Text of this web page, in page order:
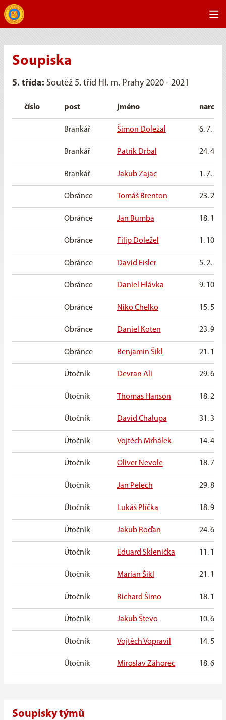
Soupiska
5. třída: Soutěž 5. tříd Hl. m. Prahy 2020 - 2021
číslo post jméno
Brankář Šimon Doležal 6. 7.
Brankář Patrik Drbal 24. 4.
Brankář Jakub Zajac 1. 7.
Obránce Tomáš Brenton 23. 2.
Obránce Jan Bumba 18. 10.
Obránce Filip Doležel 1. 10.
Obránce David Eisler 5. 2.
Obránce Daniel Hlávka 9. 10.
Obránce Niko Chelko 15. 5.
Obránce Daniel Koten 23. 9.
Obránce Benjamin Šikl 21. 1.
Útočník Devran Ali 29. 6.
Útočník Thomas Hanson 18. 2.
Útočník David Chalupa 31. 3.
Útočník Vojtěch Mrhálek 14. 4.
Útočník Oliver Nevole 18. 7.
Útočník Jan Pelech 29. 8.
Útočník Lukáš Plíčka 18. 9.
Útočník Jakub Roďan 24. 6.
Útočník Eduard Sklenička 11. 11.
Útočník Marian Šikl 21. 1.
Útočník Richard Šimo 18. 1.
Útočník Jakub Števo 10. 6.
Útočník Vojtěch Vopravil 14. 5.
Útočník Miroslav Záhorec 18. 6.
Soupisky týmů